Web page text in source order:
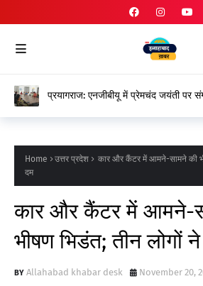
प्रयागराज: एनजीबीयू में प्रेमचंद जयंती पर
Home उत्तर प्रदेश
कार और कैंटर में आमने-सामने की
दम
कार और कैंटर में आमने-
भीषण भिडंत; तीन लोगों
Allahabad khabar desk November 20,